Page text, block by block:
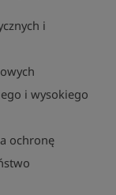
i
i wysokiego
ochronę